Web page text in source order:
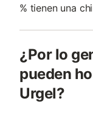
% tienen una
¿Por lo
pueden
Urgel?